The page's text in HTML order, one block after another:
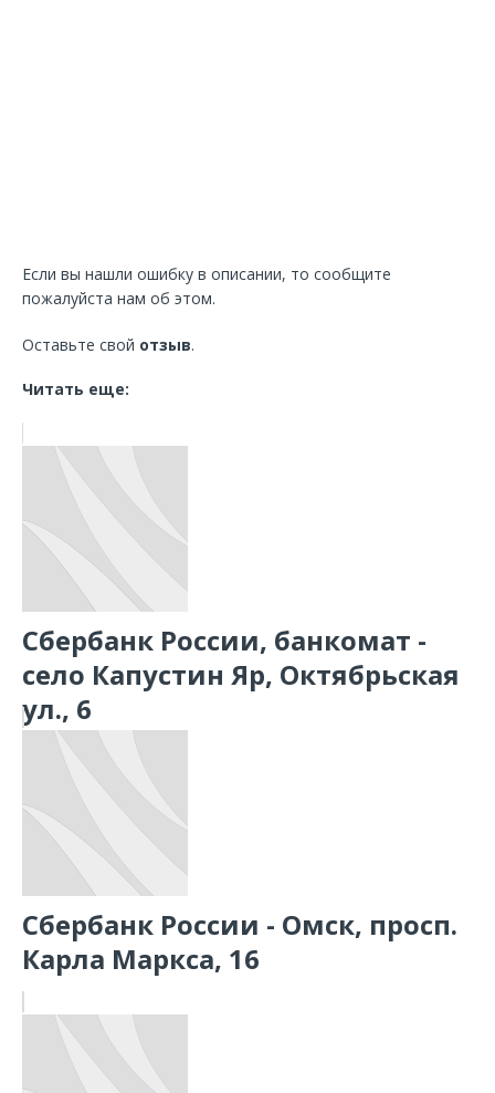
Если вы нашли ошибку в описании, то сообщите
пожалуйста нам об этом.
Оставьте свой отзыв.
Читать еще:
Сбербанк России, банкомат -
село Капустин Яр, Октябрьская
ул., 6
Сбербанк России - Омск, просп.
Карла Маркса, 16